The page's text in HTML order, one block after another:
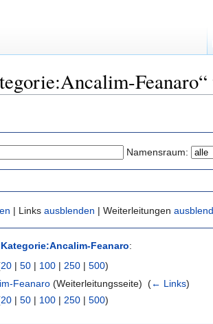
Namensraum:
| Links ausblenden | Weiterleitungen
Kategorie:Ancalim-Feanaro:
20 | 50 | 100 | 250 | 500)
Feanaro (Weiterleitungsseite) ‎(← Links)
20 | 50 | 100 | 250 | 500)